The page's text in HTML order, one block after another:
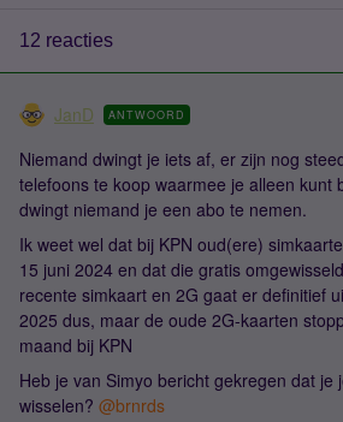
12 reacties
JanD ANTWOORD
Niemand dwingt je iets af, er zijn nog
telefoons te koop waarmee je alleen kunt
dwingt niemand je een abo te nemen.
Ik weet wel dat bij KPN oud(ere)
15 juni 2024 en dat die gratis
recente simkaart en 2G gaat er definitief
2025 dus, maar de oude 2G-kaarten
maand bij KPN
Heb je van Simyo bericht gekregen dat je
wisselen? @brnrds